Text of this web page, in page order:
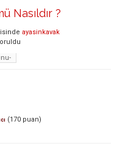
Nasıldır ?
ayasinkavak
(170 puan)